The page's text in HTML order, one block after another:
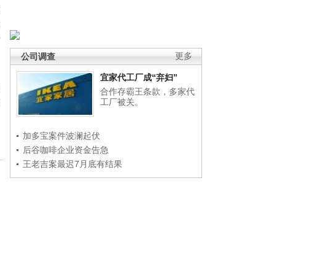
更多
公司调查
宜家代工厂成“弃妇”
合作存霸王条款，多家代
工厂被关。
加多宝案件波澜起伏
后谷咖啡企业资金告急
王老吉案最迟7月底有结果